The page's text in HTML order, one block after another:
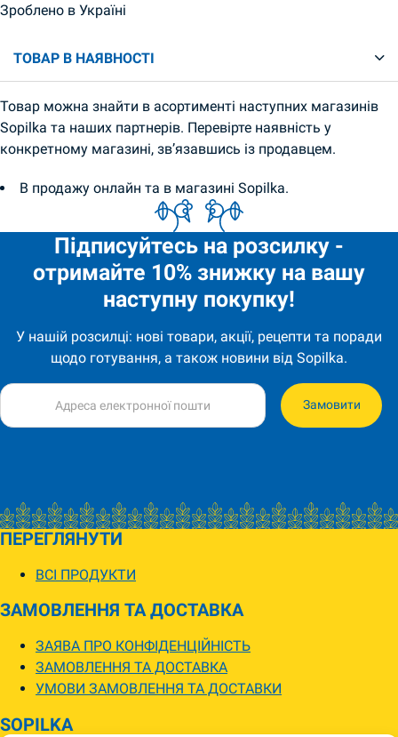
Зроблено в Україні
ТОВАР В НАЯВНОСТІ
Товар можна знайти в асортименті наступних магазинів
Sopilka та наших партнерів. Перевірте наявність у
конкретному магазині, зв’язавшись із продавцем.
В продажу онлайн та в магазині Sopilka.
Підписуйтесь на розсилку -
отримайте 10% знижку на вашу
наступну покупку!
У нашій розсилці: нові товари, акції, рецепти та поради
щодо готування, а також новини від Sopilka.
Замовити
ПЕРЕГЛЯНУТИ
ВСІ ПРОДУКТИ
ЗАМОВЛЕННЯ ТА ДОСТАВКА
ЗАЯВА ПРО КОНФІДЕНЦІЙНІСТЬ
ЗАМОВЛЕННЯ ТА ДОСТАВКА
УМОВИ ЗАМОВЛЕННЯ ТА ДОСТАВКИ
SOPILKA